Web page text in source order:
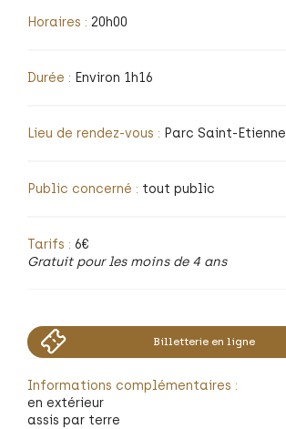
Horaires : 20h00
Durée : Environ 1h16
Lieu de rendez-vous : Parc Saint-Etienne
Public concerné : tout public
Tarifs : 6€
Gratuit pour les moins de 4 ans
Billetterie en ligne
Informations complémentaires :
en extérieur
assis par terre